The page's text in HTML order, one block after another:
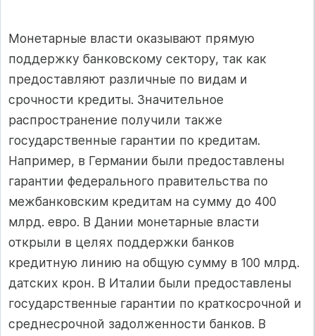
Монетарные власти оказывают прямую
поддержку банковскому сектору, так как
предоставляют различные по видам и
срочности кредиты. Значительное
распространение получили также
государственные гарантии по кредитам.
Например, в Германии были предоставлены
гарантии федерального правительства по
межбанковским кредитам на сумму до 400
млрд. евро. В Дании монетарные власти
открыли в целях поддержки банков
кредитную линию на общую сумму в 100 млрд.
датских крон. В Италии были предоставлены
государственные гарантии по краткосрочной и
среднесрочной задолженности банков. В